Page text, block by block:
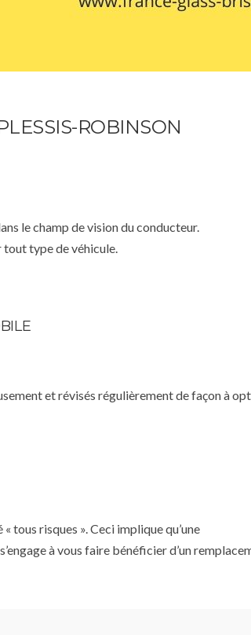
ROBINSON
le champ de vision du conducteur.
tout type de véhicule.
et révisés régulièrement de façon à
tous risques ». Ceci implique qu’une
à vous faire bénéficier d’un